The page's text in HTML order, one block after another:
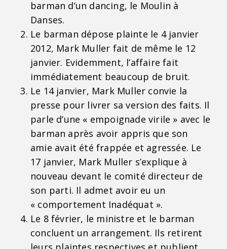
barman d’un dancing, le Moulin à
Danses.
Le barman dépose plainte le 4 janvier
2012, Mark Muller fait de même le 12
janvier. Evidemment, l’affaire fait
immédiatement beaucoup de bruit.
Le 14 janvier, Mark Muller convie la
presse pour livrer sa version des faits. Il
parle d’une « empoignade virile » avec le
barman après avoir appris que son
amie avait été frappée et agressée. Le
17 janvier, Mark Muller s’explique à
nouveau devant le comité directeur de
son parti. Il admet avoir eu un
« comportement Inadéquat ».
Le 8 février, le ministre et le barman
concluent un arrangement. Ils retirent